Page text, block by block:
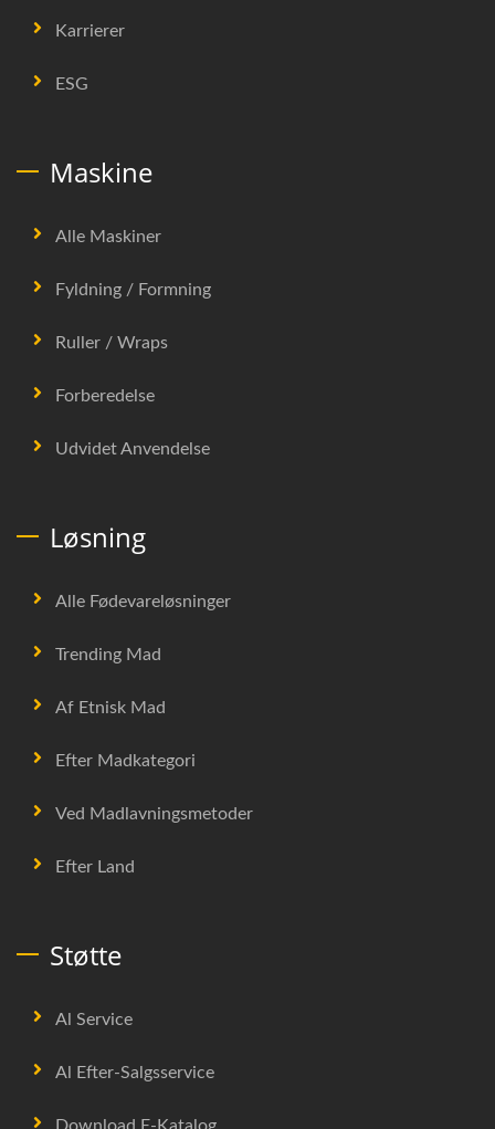
Karrierer
ESG
Maskine
Alle Maskiner
Fyldning / Formning
Ruller / Wraps
Forberedelse
Udvidet Anvendelse
Løsning
Alle Fødevareløsninger
Trending Mad
Af Etnisk Mad
Efter Madkategori
Ved Madlavningsmetoder
Efter Land
Støtte
Al Service
Al Efter-Salgsservice